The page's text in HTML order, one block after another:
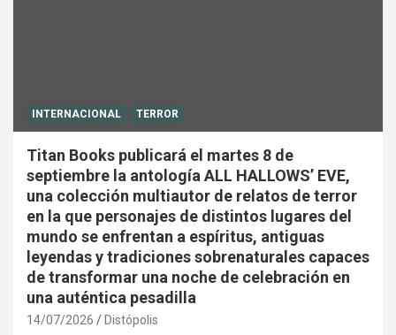
INTERNACIONAL TERROR
Titan Books publicará el martes 8 de
septiembre la antología ALL HALLOWS’ EVE,
una colección multiautor de relatos de terror
en la que personajes de distintos lugares del
mundo se enfrentan a espíritus, antiguas
leyendas y tradiciones sobrenaturales capaces
de transformar una noche de celebración en
una auténtica pesadilla
14/07/2026 Distópolis